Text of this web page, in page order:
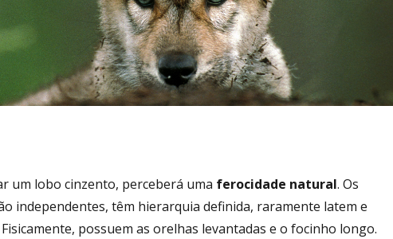
um lobo cinzento, perceberá uma ferocidade natural. Os
independentes, têm hierarquia definida, raramente latem e
possuem as orelhas levantadas e o focinho longo.